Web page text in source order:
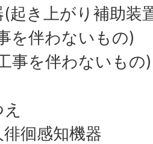
起き上がり補助装
を伴わないもの)
事を伴わないもの)
徊感知機器